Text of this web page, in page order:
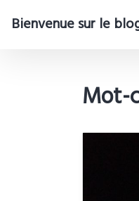
Bienvenue sur le
Mot-